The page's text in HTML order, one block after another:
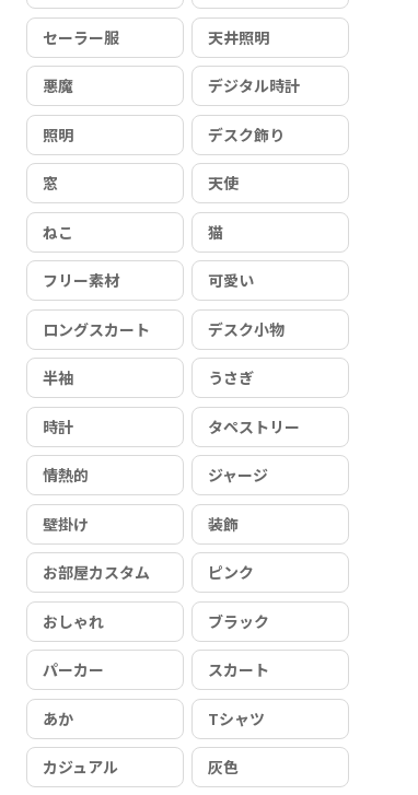
セーラー服 天井照明
悪魔 デジタル時計
照明 デスク飾り
窓 天使
ねこ 猫
フリー素材 可愛い
ロングスカート デスク小物
半袖 うさぎ
時計 タペストリー
情熱的 ジャージ
壁掛け 装飾
お部屋カスタム ピンク
おしゃれ ブラック
パーカー スカート
あか Tシャツ
カジュアル 灰色